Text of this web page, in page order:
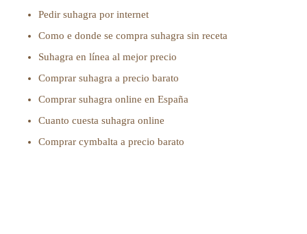
Pedir suhagra por internet
Como e donde se compra suhagra sin receta
Suhagra en línea al mejor precio
Comprar suhagra a precio barato
Comprar suhagra online en España
Cuanto cuesta suhagra online
Comprar cymbalta a precio barato